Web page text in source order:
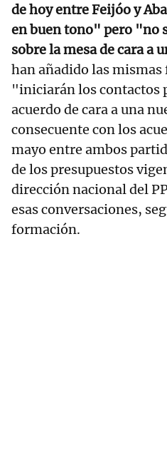
de hoy entre Feijóo y
en buen tono" pero "no
sobre la mesa de cara a
han añadido las mismas
"iniciarán los contactos
acuerdo de cara a una
consecuente con los
mayo entre ambos
de los presupuestos
dirección nacional del
esas conversaciones,
formación.